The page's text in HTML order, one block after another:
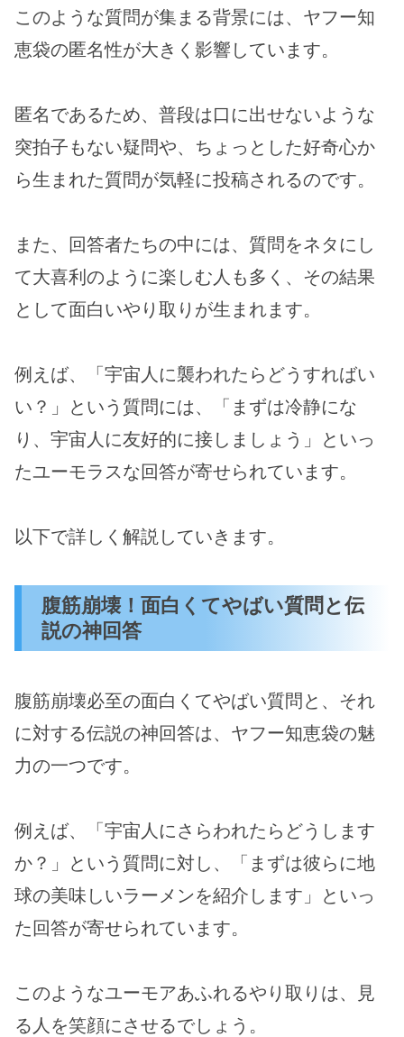
このような質問が集まる背景には、ヤフー知
恵袋の匿名性が大きく影響しています。
匿名であるため、普段は口に出せないような
突拍子もない疑問や、ちょっとした好奇心か
ら生まれた質問が気軽に投稿されるのです。
また、回答者たちの中には、質問をネタにし
て大喜利のように楽しむ人も多く、その結果
として面白いやり取りが生まれます。
例えば、「宇宙人に襲われたらどうすればい
い？」という質問には、「まずは冷静にな
り、宇宙人に友好的に接しましょう」といっ
たユーモラスな回答が寄せられています。
以下で詳しく解説していきます。
腹筋崩壊！面白くてやばい質問と伝
説の神回答
腹筋崩壊必至の面白くてやばい質問と、それ
に対する伝説の神回答は、ヤフー知恵袋の魅
力の一つです。
例えば、「宇宙人にさらわれたらどうします
か？」という質問に対し、「まずは彼らに地
球の美味しいラーメンを紹介します」といっ
た回答が寄せられています。
このようなユーモアあふれるやり取りは、見
る人を笑顔にさせるでしょう。